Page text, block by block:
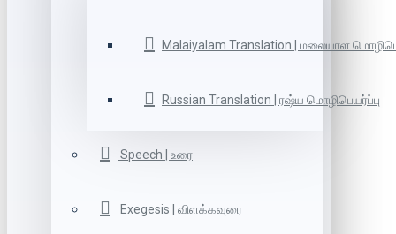
Malaiyalam Translation | மலையாள
Russian Translation | ரஷ்ய மொழிபெயர்ப்பு
Speech | உரை
Exegesis | விளக்கவுரை